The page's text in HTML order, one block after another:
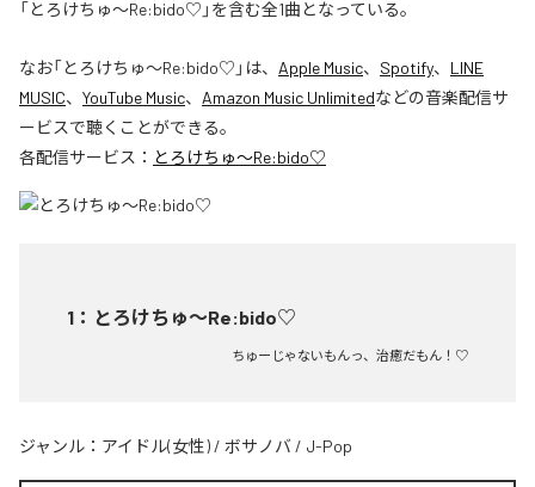
「とろけちゅ〜Re:bido♡」を含む全1曲となっている。
なお「とろけちゅ〜Re:bido♡ 」は、 Apple Music、 Spotify、 LINE
MUSIC、 YouTube Music、 Amazon Music Unlimitedなどの音楽配信サ
ービスで聴くことができる。
各配信サービス： とろけちゅ〜Re:bido♡
1 ： とろけちゅ〜Re:bido♡
ちゅーじゃないもんっ、治癒だもん！♡
ジャンル： アイドル(女性) / ボサノバ / J-Pop